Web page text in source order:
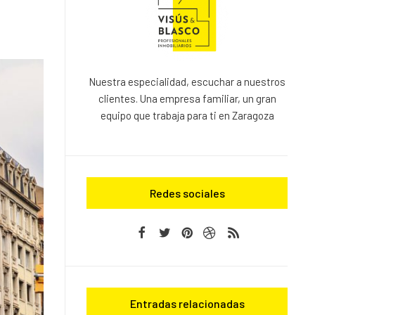
Nuestra especialidad, escuchar a nuestros
clientes. Una empresa familiar, un gran
equipo que trabaja para ti en Zaragoza
Redes sociales
Entradas relacionadas